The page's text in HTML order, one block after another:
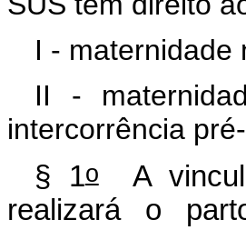
I - maternidade
II -
intercorrência
§ 1oA
realizará o